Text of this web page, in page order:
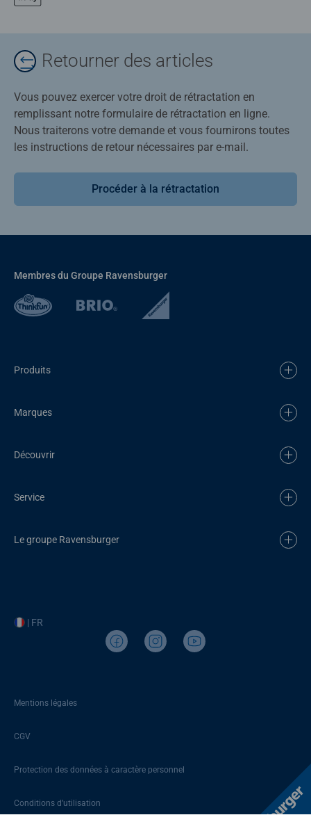
Retourner des articles
Vous pouvez exercer votre droit de rétractation en
remplissant notre formulaire de rétractation en ligne.
Nous traiterons votre demande et vous fournirons toutes
les instructions de retour nécessaires par e-mail.
Procéder à la rétractation
Membres du Groupe Ravensburger
Produits
Marques
Découvrir
Service
Le groupe Ravensburger
| FR
Mentions légales
CGV
Protection des données à caractère personnel
Conditions d’utilisation